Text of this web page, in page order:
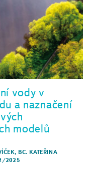
vody v
a naznačení
modelů
, BC. KATEŘINA
2025